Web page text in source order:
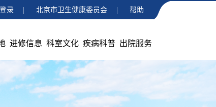
录 北京市卫生健康委员会 帮助
进修信息 科室文化 疾病科普 出院服务